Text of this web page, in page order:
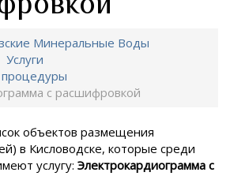
Минеральные Воды
Услуги
процедуры
с расшифровкой
объектов размещения
в Кисловодске, которые среди
услугу: Электрокардиограмма с